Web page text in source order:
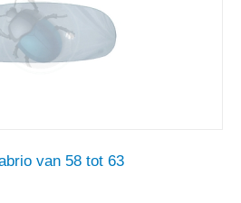
van 58 tot 63